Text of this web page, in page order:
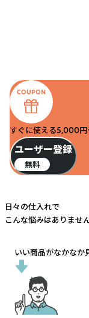
すぐに使える5,000円
ユーザー登録
無料
日々の仕入れで
こんな悩みはありませ
いい商品がなかなか